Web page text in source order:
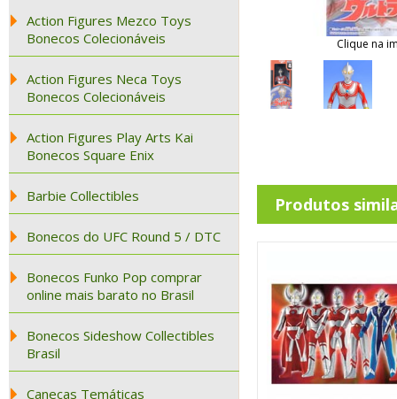
Action Figures Mezco Toys
Bonecos Colecionáveis
Action Figures Neca Toys
Bonecos Colecionáveis
Action Figures Play Arts Kai
Bonecos Square Enix
Barbie Collectibles
Bonecos do UFC Round 5 / DTC
Bonecos Funko Pop comprar
online mais barato no Brasil
Bonecos Sideshow Collectibles
Brasil
Canecas Temáticas
Clique na
Produtos